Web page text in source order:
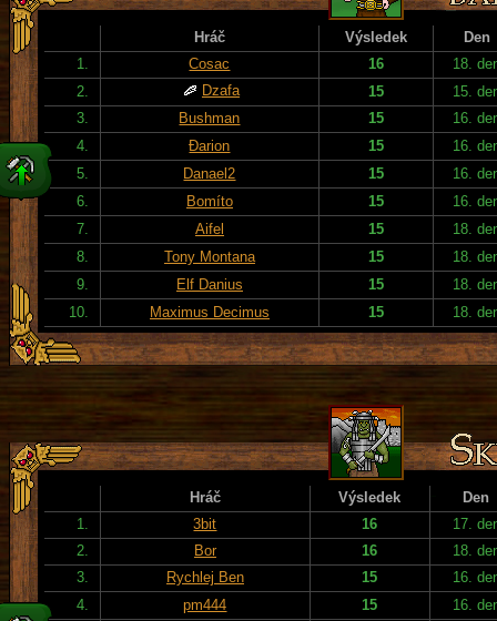
Hráč Výsledek
Den
1.
Cosac 16
18.
2.
Dzafa 15
15.
3.
Bushman 15
16.
4.
Đarion 15
16.
5.
Danael2 15
16.
6.
Bomíto 15
16.
7.
Aifel 15
18.
8.
Tony Montana 15
18.
9.
Elf Danius 15
18.
10.
Maximus Decimus 15 18.
Hráč Výsledek
Den
1.
3bit 16
17.
2.
Bor 16
18.
3.
Rychlej Ben 15
16.
4.
pm444 15
16.